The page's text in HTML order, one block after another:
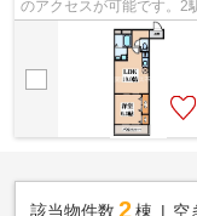
のアクセスが可能です。2
物件です。こちらの物件は
該当物件数 2棟 空